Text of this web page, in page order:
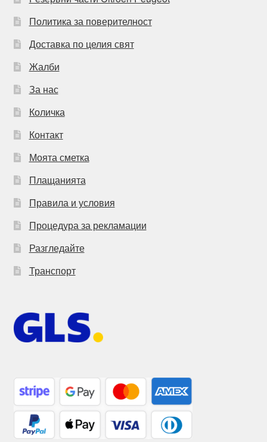
Политика за поверителност
Доставка по целия свят
Жалби
За нас
Количка
Контакт
Моята сметка
Плащанията
Правила и условия
Процедура за рекламации
Разгледайте
Транспорт